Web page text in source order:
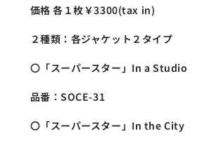
価格 各１枚￥3300(tax in)
２種類：各ジャケット２タイプ
〇「スーパースター」In a Studio
品番：SOCE-31
〇「スーパースター」In the City